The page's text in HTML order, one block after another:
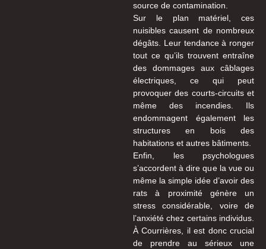
source de contamination.
Sur le plan matériel, ces
nuisibles causent de nombreux
dégâts. Leur tendance à ronger
tout ce qu’ils trouvent entraîne
des dommages aux câblages
électriques, ce qui peut
provoquer des courts-circuits et
même des incendies. Ils
endommagent également les
structures en bois des
habitations et autres bâtiments.
Enfin, les psychologues
s’accordent à dire que la vue ou
même la simple idée d’avoir des
rats à proximité génère un
stress considérable, voire de
l’anxiété chez certains individus.
À Courrières, il est donc crucial
de prendre au sérieux une